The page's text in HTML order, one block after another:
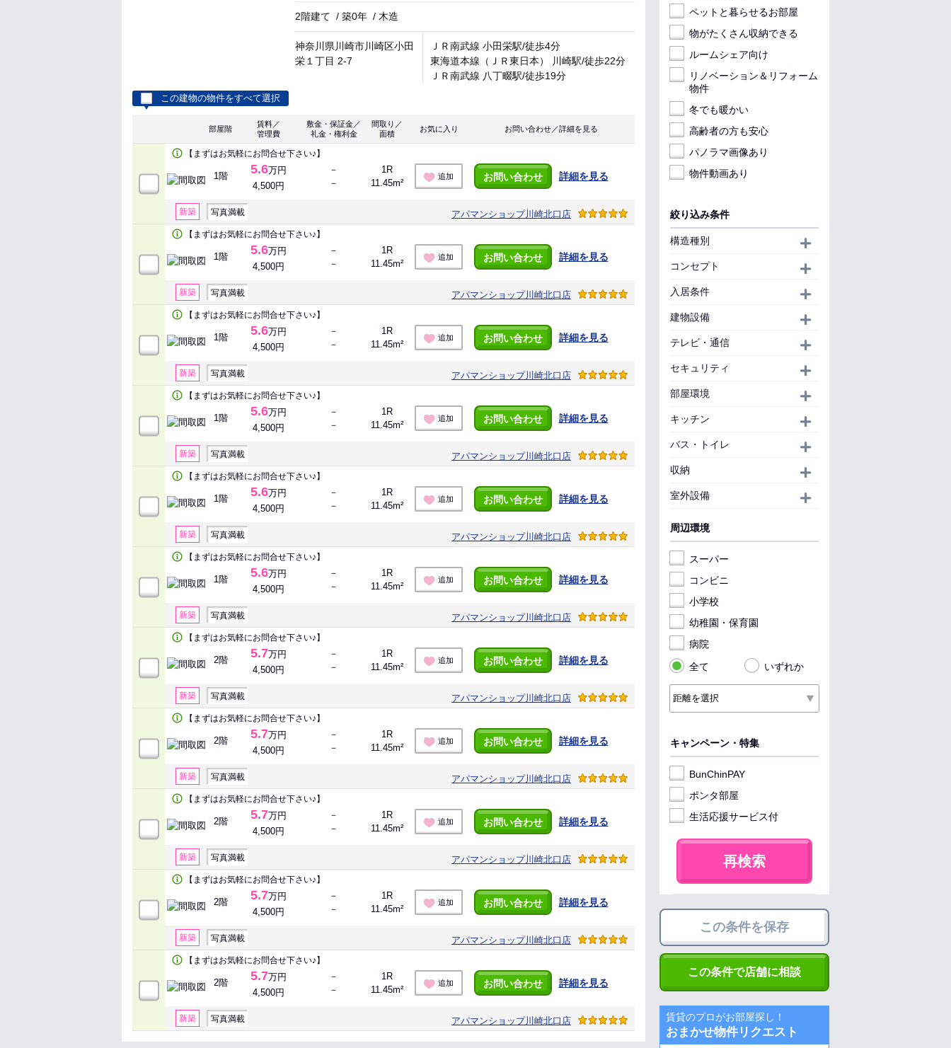
2階建て /築0年 / 木造
神奈川県川崎市川崎区小田
栄１丁目 2-7
ＪＲ南武線 小田栄駅/徒歩4分
東海道本線（ＪＲ東日本） 川崎駅/徒歩22分
ＪＲ南武線 八丁畷駅/徒歩19分
この建物の物件をすべて選択
部屋階
賃料／
管理費
敷金・保証金／
礼金・権利金
間取り／
面積
お気に入り お問い合わせ／詳細を見る
【まずはお気軽にお問合せ下さい♪】
1階 5.6万円
4,500円
－
－
1R
11.45m²
追加 お問い合わせ 詳細を見る
新築 写真満載 アパマンショップ川崎北口店
【まずはお気軽にお問合せ下さい♪】
1階 5.6万円
4,500円
－
－
1R
11.45m²
追加 お問い合わせ 詳細を見る
新築 写真満載 アパマンショップ川崎北口店
【まずはお気軽にお問合せ下さい♪】
1階 5.6万円
4,500円
－
－
1R
11.45m²
追加 お問い合わせ 詳細を見る
新築 写真満載 アパマンショップ川崎北口店
【まずはお気軽にお問合せ下さい♪】
1階 5.6万円
4,500円
－
－
1R
11.45m²
追加 お問い合わせ 詳細を見る
新築 写真満載 アパマンショップ川崎北口店
【まずはお気軽にお問合せ下さい♪】
1階 5.6万円
4,500円
－
－
1R
11.45m²
追加 お問い合わせ 詳細を見る
新築 写真満載 アパマンショップ川崎北口店
【まずはお気軽にお問合せ下さい♪】
1階 5.6万円
4,500円
－
－
1R
11.45m²
追加 お問い合わせ 詳細を見る
新築 写真満載 アパマンショップ川崎北口店
【まずはお気軽にお問合せ下さい♪】
2階 5.7万円
4,500円
－
－
1R
11.45m²
追加 お問い合わせ 詳細を見る
新築 写真満載 アパマンショップ川崎北口店
【まずはお気軽にお問合せ下さい♪】
2階 5.7万円
4,500円
－
－
1R
11.45m²
追加 お問い合わせ 詳細を見る
新築 写真満載 アパマンショップ川崎北口店
【まずはお気軽にお問合せ下さい♪】
2階 5.7万円
4,500円
－
－
1R
11.45m²
追加 お問い合わせ 詳細を見る
新築 写真満載 アパマンショップ川崎北口店
【まずはお気軽にお問合せ下さい♪】
2階 5.7万円
4,500円
－
－
1R
11.45m²
追加 お問い合わせ 詳細を見る
新築 写真満載 アパマンショップ川崎北口店
【まずはお気軽にお問合せ下さい♪】
2階 5.7万円
4,500円
－
－
1R
11.45m²
追加 お問い合わせ 詳細を見る
新築 写真満載 アパマンショップ川崎北口店
ペットと暮らせるお部屋
物がたくさん収納できる
ルームシェア向け
リノベーション＆リフォーム
物件
冬でも暖かい
高齢者の方も安心
パノラマ画像あり
物件動画あり
絞り込み条件
構造種別
コンセプト
入居条件
建物設備
テレビ・通信
セキュリティ
部屋環境
キッチン
バス・トイレ
収納
室外設備
周辺環境
スーパー
コンビニ
小学校
幼稚園・保育園
病院
全て
いずれか
キャンペーン・特集
BunChinPAY
ポンタ部屋
生活応援サービス付
再検索
この条件を保存
この条件で店舗に相談
賃貸のプロがお部屋探し！
おまかせ物件リクエスト